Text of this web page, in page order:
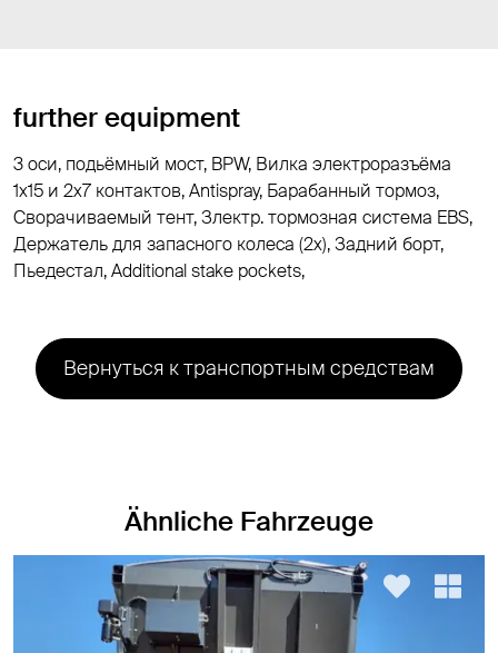
further equipment
3 оси, подьёмный мост, BPW, Вилка электроразъёма
1х15 и 2x7 контактов, Antispray, Барабанный тормоз,
Cворачиваемый тент, Злектр. тормозная система EBS,
Держатель для запасного колеса (2x), Задний борт,
Пьедестал, Additional stake pockets,
Вернуться к транспортным средствам
Ähnliche Fahrzeuge